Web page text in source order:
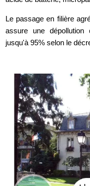
Le passage en filière
assure une dépollution
jusqu'à 95% selon le